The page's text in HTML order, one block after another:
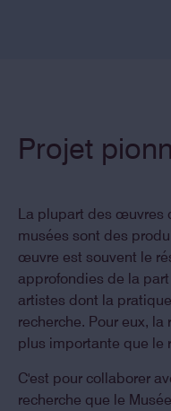
Projet
La plupart des œuvres
musées sont des
œuvre est souvent le
approfondies de la
artistes dont la
recherche. Pour eux,
plus importante que le
C'est pour collaborer
recherche que le